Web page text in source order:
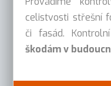
celistvosti střešní
či fasád.
škodám v